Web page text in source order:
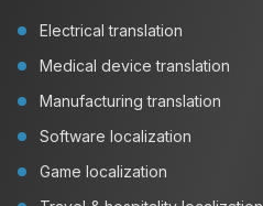
Electrical translation
Medical device translation
Manufacturing translation
Software localization
Game localization